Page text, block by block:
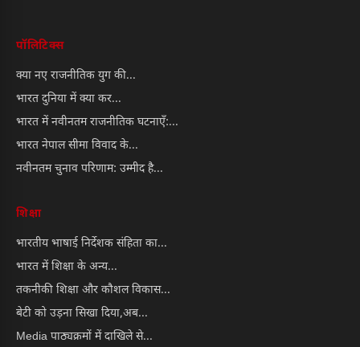
पॉलिटिक्स
क्या नए राजनीतिक युग की...
भारत दुनिया में क्या कर...
भारत में नवीनतम राजनीतिक घटनाएँ:...
भारत नेपाल सीमा विवाद के...
नवीनतम चुनाव परिणाम: उम्मीद है...
शिक्षा
भारतीय भाषाई निर्देशक संहिता का...
भारत में शिक्षा के अन्य...
तकनीकी शिक्षा और कौशल विकास...
बेटी को उड़ना सिखा दिया,अब...
Media पाठ्यक्रमों में दाखिले से...